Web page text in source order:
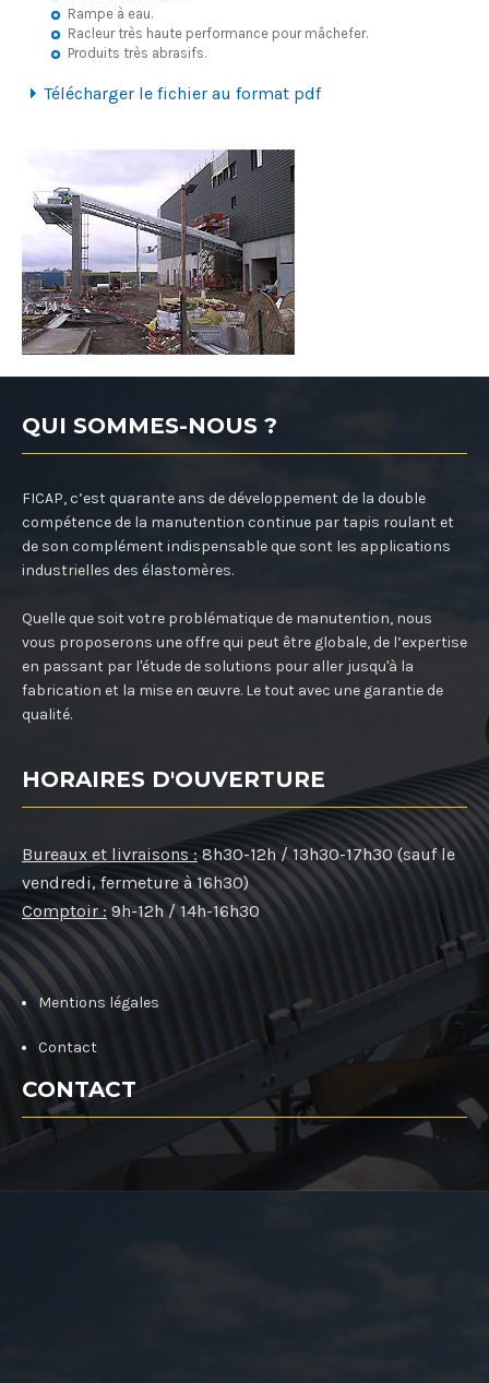
Rampe à eau.
Racleur très haute performance pour mâchefer.
Produits très abrasifs.
Télécharger le fichier au format pdf
QUI SOMMES-NOUS ?
FICAP, c’est quarante ans de développement de la double
compétence de la manutention continue par tapis roulant et
de son complément indispensable que sont les applications
industrielles des élastomères.
Quelle que soit votre problématique de manutention, nous
vous proposerons une offre qui peut être globale, de l’expertise
en passant par l'étude de solutions pour aller jusqu'à la
fabrication et la mise en œuvre. Le tout avec une garantie de
qualité.
HORAIRES D'OUVERTURE
Bureaux et livraisons : 8h30-12h / 13h30-17h30 (sauf le
vendredi, fermeture à 16h30)
Comptoir : 9h-12h / 14h-16h30
Mentions légales
Contact
CONTACT